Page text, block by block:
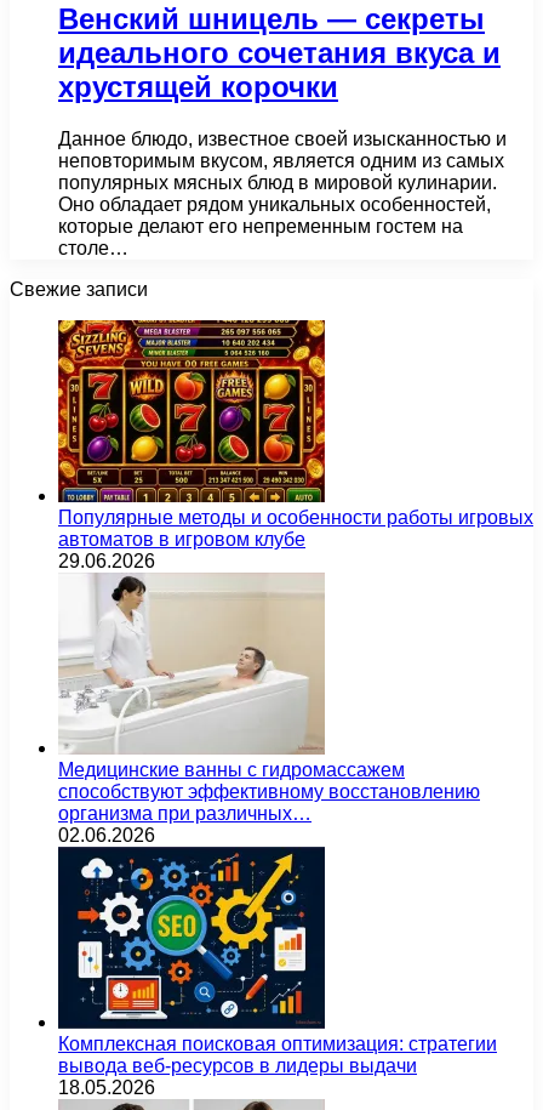
Венский шницель — секреты
идеального сочетания вкуса и
хрустящей корочки
Данное блюдо, известное своей изысканностью и
неповторимым вкусом, является одним из самых
популярных мясных блюд в мировой кулинарии.
Оно обладает рядом уникальных особенностей,
которые делают его непременным гостем на
столе…
Свежие записи
Популярные методы и особенности работы игровых
автоматов в игровом клубе
29.06.2026
Медицинские ванны с гидромассажем
способствуют эффективному восстановлению
организма при различных…
02.06.2026
Комплексная поисковая оптимизация: стратегии
вывода веб-ресурсов в лидеры выдачи
18.05.2026